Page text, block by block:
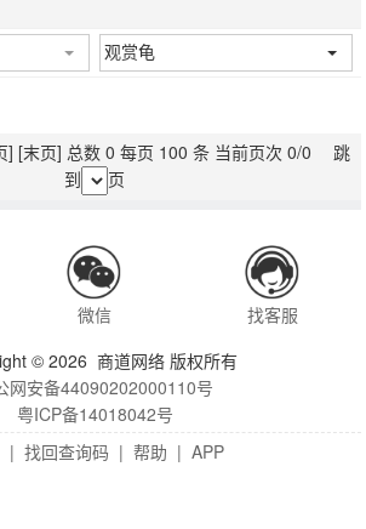
观赏龟
] [末页] 总数 0 每页 100 条 当前页次 0/0 跳
到
页
微信
找客服
© 2026 商道网络 版权所有
网安备44090202000110号
粤ICP备14018042号
| 找回查询码 | 帮助 | APP